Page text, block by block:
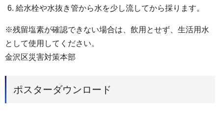
給水栓や水抜き管から水を少し流してから採ります。
※残留塩素が確認できない場合は、飲用とせず、生活用水
として使用してください。
金沢区災害対策本部
ポスターダウンロード